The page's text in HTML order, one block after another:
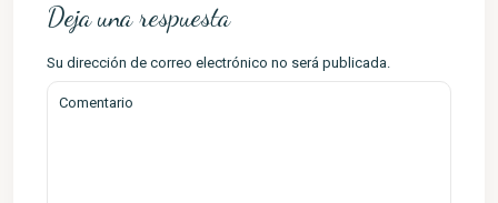
Deja una respuesta
Su dirección de correo electrónico no será publicada.